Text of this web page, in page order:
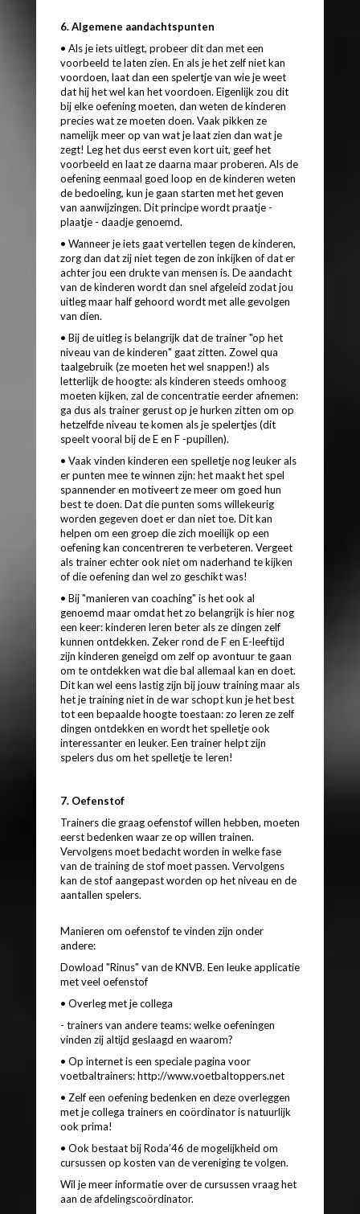
6. Algemene aandachtspunten
• Als je iets uitlegt, probeer dit dan met een
voorbeeld te laten zien. En als je het zelf niet kan
voordoen, laat dan een spelertje van wie je weet
dat hij het wel kan het voordoen. Eigenlijk zou dit
bij elke oefening moeten, dan weten de kinderen
precies wat ze moeten doen. Vaak pikken ze
namelijk meer op van wat je laat zien dan wat je
zegt! Leg het dus eerst even kort uit, geef het
voorbeeld en laat ze daarna maar proberen. Als de
oefening eenmaal goed loop en de kinderen weten
de bedoeling, kun je gaan starten met het geven
van aanwijzingen. Dit principe wordt praatje -
plaatje - daadje genoemd.
• Wanneer je iets gaat vertellen tegen de kinderen,
zorg dan dat zij niet tegen de zon inkijken of dat er
achter jou een drukte van mensen is. De aandacht
van de kinderen wordt dan snel afgeleid zodat jou
uitleg maar half gehoord wordt met alle gevolgen
van dien.
• Bij de uitleg is belangrijk dat de trainer "op het
niveau van de kinderen" gaat zitten. Zowel qua
taalgebruik (ze moeten het wel snappen!) als
letterlijk de hoogte: als kinderen steeds omhoog
moeten kijken, zal de concentratie eerder afnemen:
ga dus als trainer gerust op je hurken zitten om op
hetzelfde niveau te komen als je spelertjes (dit
speelt vooral bij de E en F -pupillen).
• Vaak vinden kinderen een spelletje nog leuker als
er punten mee te winnen zijn: het maakt het spel
spannender en motiveert ze meer om goed hun
best te doen. Dat die punten soms willekeurig
worden gegeven doet er dan niet toe. Dit kan
helpen om een groep die zich moeilijk op een
oefening kan concentreren te verbeteren. Vergeet
als trainer echter ook niet om naderhand te kijken
of die oefening dan wel zo geschikt was!
• Bij "manieren van coaching" is het ook al
genoemd maar omdat het zo belangrijk is hier nog
een keer: kinderen leren beter als ze dingen zelf
kunnen ontdekken. Zeker rond de F en E-leeftijd
zijn kinderen geneigd om zelf op avontuur te gaan
om te ontdekken wat die bal allemaal kan en doet.
Dit kan wel eens lastig zijn bij jouw training maar als
het je training niet in de war schopt kun je het best
tot een bepaalde hoogte toestaan: zo leren ze zelf
dingen ontdekken en wordt het spelletje ook
interessanter en leuker. Een trainer helpt zijn
spelers dus om het spelletje te Ieren!
7. Oefenstof
Trainers die graag oefenstof willen hebben, moeten
eerst bedenken waar ze op willen trainen.
Vervolgens moet bedacht worden in welke fase
van de training de stof moet passen. Vervolgens
kan de stof aangepast worden op het niveau en de
aantallen spelers.
Manieren om oefenstof te vinden zijn onder
andere:
Dowload "Rinus" van de KNVB. Een leuke applicatie
met veel oefenstof
• Overleg met je collega
- trainers van andere teams: welke oefeningen
vinden zij altijd geslaagd en waarom?
• Op internet is een speciale pagina voor
voetbaltrainers: http://www.voetbaltoppers.net
• Zelf een oefening bedenken en deze overleggen
met je collega trainers en coördinator is natuurlijk
ook prima!
• Ook bestaat bij Roda’46 de mogelijkheid om
cursussen op kosten van de vereniging te volgen.
Wil je meer informatie over de cursussen vraag het
aan de afdelingscoördinator.